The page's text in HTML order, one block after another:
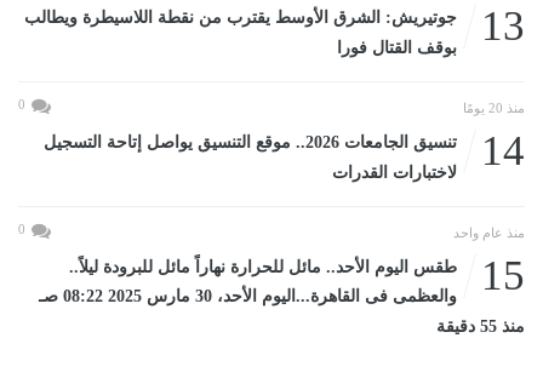
13
جوتيريش: الشرق الأوسط يقترب من نقطة اللاسيطرة ويطالب
بوقف القتال فورا
منذ 20 يومًا 0
14
تنسيق الجامعات 2026.. موقع التنسيق يواصل إتاحة التسجيل
لاختبارات القدرات
منذ عام واحد 0
15
طقس اليوم الأحد.. مائل للحرارة نهاراً مائل للبرودة ليلاً..
والعظمى فى القاهرة...اليوم الأحد، 30 مارس 2025 08:22 صـ
منذ 55 دقيقة